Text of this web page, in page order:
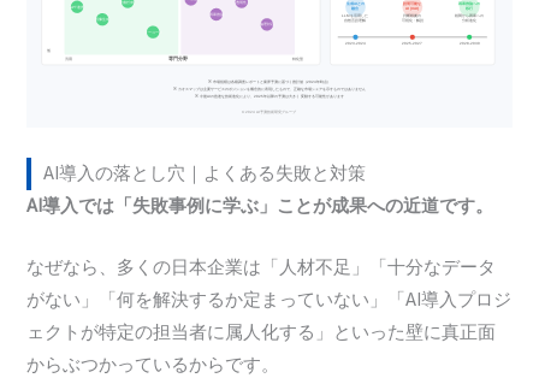
AI導入の落とし穴｜よくある失敗と対策
AI導入では「失敗事例に学ぶ」ことが成果への近道です。
なぜなら、多くの日本企業は「人材不足」「十分なデータ
がない」「何を解決するか定まっていない」「AI導入プロジ
ェクトが特定の担当者に属人化する」といった壁に真正面
からぶつかっているからです。